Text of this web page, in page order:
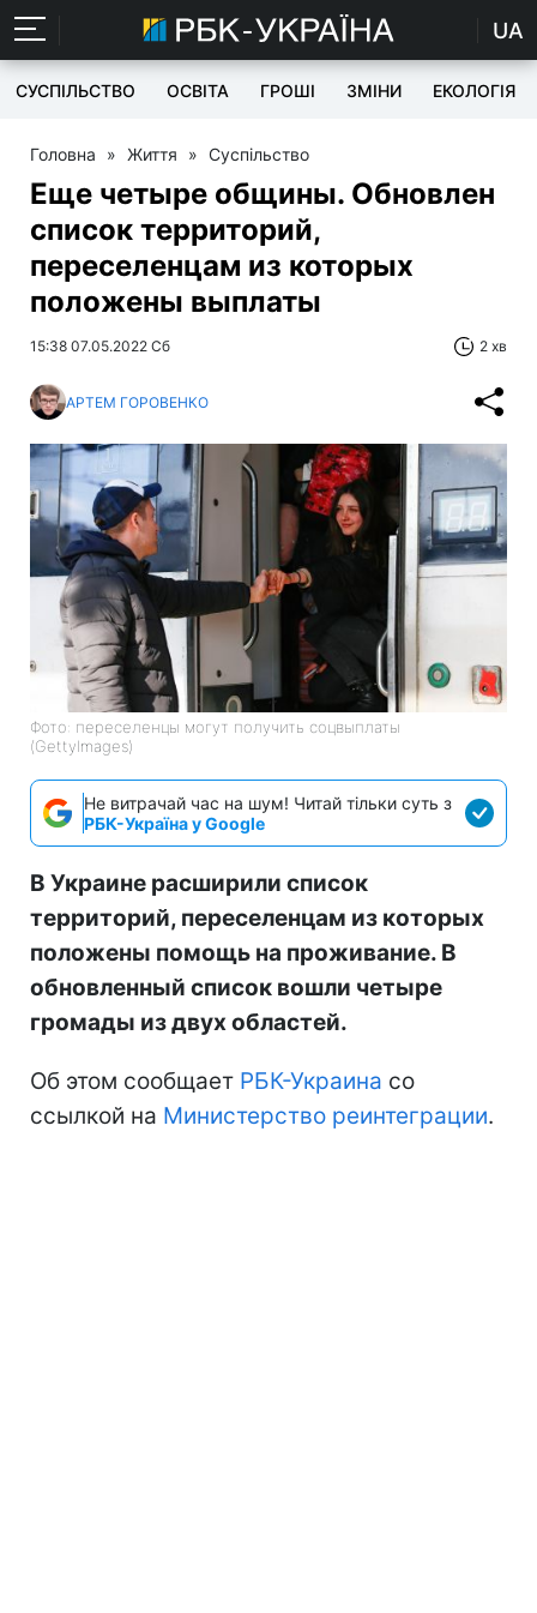
UA
СУСПІЛЬСТВО ОСВІТА ГРОШІ ЗМІНИ ЕКОЛОГІЯ
Головна » Життя » Суспільство
Еще четыре общины. Обновлен
список территорий,
переселенцам из которых
положены выплаты
15:38 07.05.2022 Сб 2 хв
АРТЕМ ГОРОВЕНКО
Фото: переселенцы могут получить соцвыплаты
(GettyImages)
Не витрачай час на шум! Читай тільки суть з
РБК-Україна у Google
В Украине расширили список
территорий, переселенцам из которых
положены помощь на проживание. В
обновленный список вошли четыре
громады из двух областей.
Об этом сообщает РБК-Украина со
ссылкой на Министерство реинтеграции.